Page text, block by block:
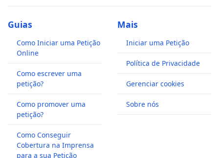
Guias
Como Iniciar uma Petição
Online
Como escrever uma
petição?
Como promover uma
petição?
Como Conseguir
Cobertura na Imprensa
para a sua Petição
Mais
Iniciar uma Petição
Política de Privacidade
Gerenciar cookies
Sobre nós